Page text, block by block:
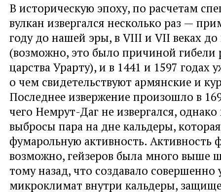
В историческую эпоху, по расчетам
вулкан извергался несколько раз —
году до нашей эры, в VIII и VII веках
(возможно, это было причиной гибели
царства Урарту), и в 1441 и 1597 годах
о чем свидетельствуют армянские и
Последнее извержение произошло в
чего Немрут-Даг не извергался,
выбросы пара на дне кальдеры,
фумарольную активность. Активность
возможно, гейзеров была много выше
тому назад, что создавало
микроклимат внутри кальдеры,